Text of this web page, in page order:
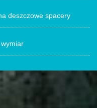
deszczowe spacery